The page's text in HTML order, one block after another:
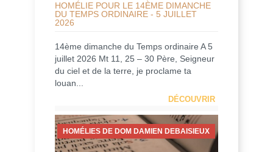
HOMÉLIE POUR LE 14ÈME DIMANCHE
DU TEMPS ORDINAIRE - 5 JUILLET
2026
14ème dimanche du Temps ordinaire A 5
juillet 2026 Mt 11, 25 – 30 Père, Seigneur
du ciel et de la terre, je proclame ta
louan...
DÉCOUVRIR
HOMÉLIES DE DOM DAMIEN DEBAISIEUX